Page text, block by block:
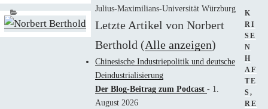
Julius-Maximilians-Universität Würzburg
Letzte Artikel von Norbert
Berthold (Alle anzeigen)
Chinesische Industriepolitik und deutsche
Deindustrialisierung
Der Blog-Beitrag zum Podcast - 1.
August 2026
K
RI
SE
N
H
AF
TE
S,
RE